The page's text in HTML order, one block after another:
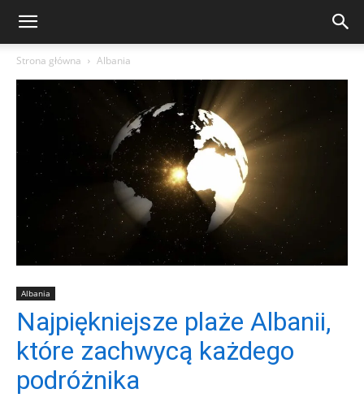
Strona główna Albania
Albania
Najpiękniejsze plaże Albanii,
które zachwycą każdego
podróżnika